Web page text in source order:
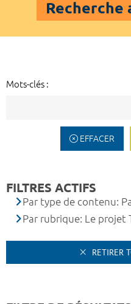
Recherche
Mots-clés :
EFFACER
FILTRES ACTIFS
Par type de contenu:
Par rubrique: Le projet
RETIRER